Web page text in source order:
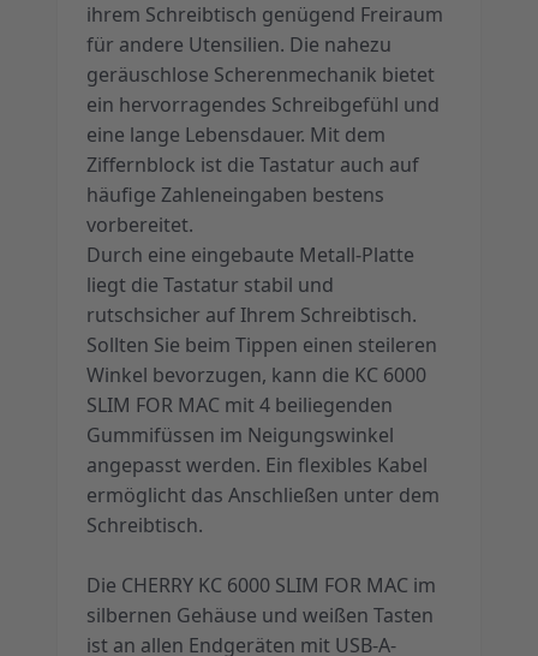
ihrem Schreibtisch genügend Freiraum
für andere Utensilien. Die nahezu
geräuschlose Scherenmechanik bietet
ein hervorragendes Schreibgefühl und
eine lange Lebensdauer. Mit dem
Ziffernblock ist die Tastatur auch auf
häufige Zahleneingaben bestens
vorbereitet.
Durch eine eingebaute Metall-Platte
liegt die Tastatur stabil und
rutschsicher auf Ihrem Schreibtisch.
Sollten Sie beim Tippen einen steileren
Winkel bevorzugen, kann die KC 6000
SLIM FOR MAC mit 4 beiliegenden
Gummifüssen im Neigungswinkel
angepasst werden. Ein flexibles Kabel
ermöglicht das Anschließen unter dem
Schreibtisch.
Die CHERRY KC 6000 SLIM FOR MAC im
silbernen Gehäuse und weißen Tasten
ist an allen Endgeräten mit USB-A-